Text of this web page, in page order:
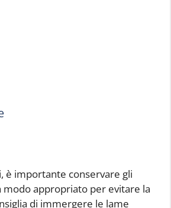
è importante conservare gli
modo appropriato per evitare la
di immergere le lame